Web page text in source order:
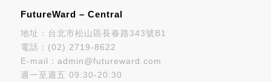
FutureWard – Central
地址：台北市松山區長春路343號B1
電話： (02) 2719-8622
E-mail： admin@futureward.com
週一至週五 09:30-20:30